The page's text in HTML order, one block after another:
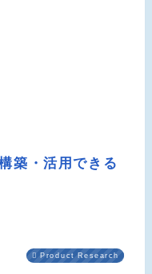
築・活用できる
Product Research